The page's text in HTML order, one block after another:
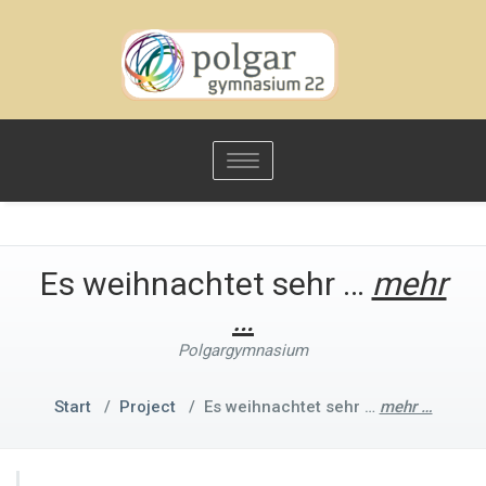
Toggle
navigation
Es weihnachtet sehr … mehr
…
Polgargymnasium
Start/ Project/ Es weihnachtet sehr … mehr …